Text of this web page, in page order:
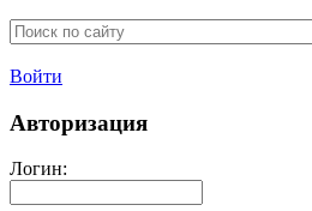
Войти
Авторизация
Логин: